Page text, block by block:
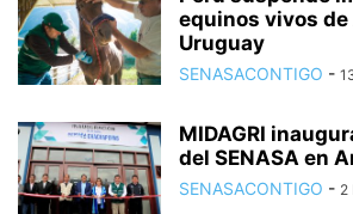
equinos vivos
Uruguay
SENASACONTIGO -
MIDAGRI
del SENASA en
SENASACONTIGO - 2